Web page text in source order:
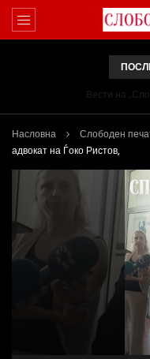
Вести на
Насловна Слободен
адвокат на Ѓоко Ристов,